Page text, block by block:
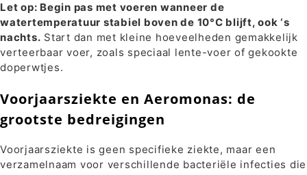
Let op: Begin pas met voeren wanneer de
watertemperatuur stabiel boven de 10°C blijft, ook ‘s
nachts. Start dan met kleine hoeveelheden gemakkelijk
verteerbaar voer, zoals speciaal lente-voer of gekookte
doperwtjes.
Voorjaarsziekte en Aeromonas: de
grootste bedreigingen
Voorjaarsziekte is geen specifieke ziekte, maar een
verzamelnaam voor verschillende bacteriële infecties die